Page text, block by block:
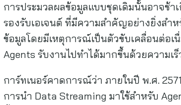
การประมวลผลข้อมูลแบบชุดเดิมนั้นอาจช้
รองรับเอเจนต์ ที่มีความสำคัญอย่างยิ่งสำ
ข้อมูลโดยมีเหตุการณ์เป็นตัวขับเคลื่อนต่อเ
Agents รับงานไปทำได้มากขึ้นด้วยความเ
การ์ทเนอร์คาดการณ์ว่า ภายในปี พ.ศ.
การนำ Data Streaming มาใช้สำหรับ